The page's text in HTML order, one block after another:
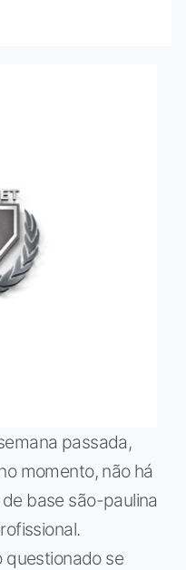
passada,
momento, não há
base são-paulina
questionado se